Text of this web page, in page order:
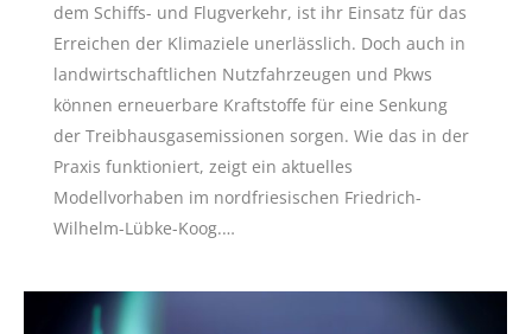
dem Schiffs- und Flugverkehr, ist ihr Einsatz für das
Erreichen der Klimaziele unerlässlich. Doch auch in
landwirtschaftlichen Nutzfahrzeugen und Pkws
können erneuerbare Kraftstoffe für eine Senkung
der Treibhausgasemissionen sorgen. Wie das in der
Praxis funktioniert, zeigt ein aktuelles
Modellvorhaben im nordfriesischen Friedrich-
Wilhelm-Lübke-Koog.…